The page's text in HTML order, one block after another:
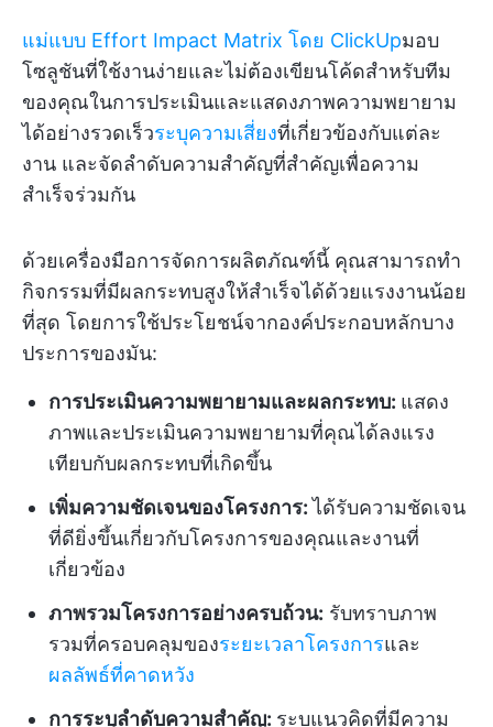
แม่แบบ Effort Impact Matrix โดย ClickUpมอบ
โซลูชันที่ใช้งานง่ายและไม่ต้องเขียนโค้ดสำหรับทีม
ของคุณในการประเมินและแสดงภาพความพยายาม
ได้อย่างรวดเร็วระบุความเสี่ยงที่เกี่ยวข้องกับแต่ละ
งาน และจัดลำดับความสำคัญที่สำคัญเพื่อความ
สำเร็จร่วมกัน
ด้วยเครื่องมือการจัดการผลิตภัณฑ์นี้ คุณสามารถทำ
กิจกรรมที่มีผลกระทบสูงให้สำเร็จได้ด้วยแรงงานน้อย
ที่สุด โดยการใช้ประโยชน์จากองค์ประกอบหลักบาง
ประการของมัน:
การประเมินความพยายามและผลกระทบ: แสดง
ภาพและประเมินความพยายามที่คุณได้ลงแรง
เทียบกับผลกระทบที่เกิดขึ้น
เพิ่มความชัดเจนของโครงการ:ได้รับความชัดเจน
ที่ดียิ่งขึ้นเกี่ยวกับโครงการของคุณและงานที่
เกี่ยวข้อง
ภาพรวมโครงการอย่างครบถ้วน: รับทราบภาพ
รวมที่ครอบคลุมของระยะเวลาโครงการและ
ผลลัพธ์ที่คาดหวัง
การระบุลำดับความสำคัญ: ระบุแนวคิดที่มีความ